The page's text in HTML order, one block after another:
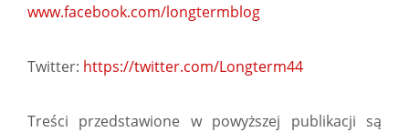
www.facebook.com/longtermblog
Twitter: https://twitter.com/Longterm44
Treści przedstawione w powyższej publikacji są